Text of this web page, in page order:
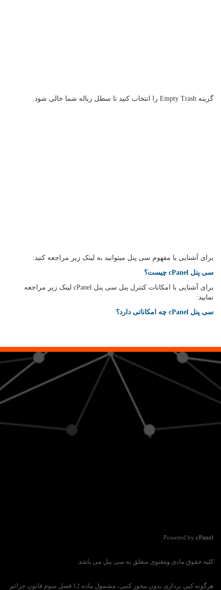
گزینه Empty Trash را انتخاب کنید تا سطل زباله شما خالی شود.
برای آشنایی با مفهوم سی پنل میتوانید به لینک زیر مراجعه کنید:
سی پنل cPanel چیست؟
برای آشنایی با امکانات کنترل پنل سی پنل cPanel لینک زیر مراجعه
نمایید:
سی پنل cPanel چه امکاناتی دارد؟
Powered by cPanel
کلیه حقوق مادی ومعنوی متعلق به سی پنل می باشد.
هرگونه کپی برداری بدون مجوز کتبی، مشمول ماده 12 فصل سوم قانون جرائم